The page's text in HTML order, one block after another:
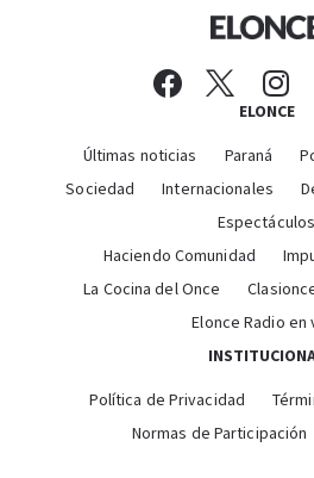
ELONCE
Últimas noticias Paraná
Sociedad
Internacionales
Espectáculos
Haciendo Comunidad
La Cocina del Once
Elonce Radio en
Política de Privacidad
Normas de Participación